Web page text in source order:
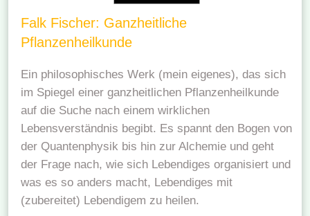
Falk Fischer: Ganzheitliche
Pflanzenheilkunde
Ein philosophisches Werk (mein eigenes), das sich
im Spiegel einer ganzheitlichen Pflanzenheilkunde
auf die Suche nach einem wirklichen
Lebensverständnis begibt. Es spannt den Bogen von
der Quantenphysik bis hin zur Alchemie und geht
der Frage nach, wie sich Lebendiges organisiert und
was es so anders macht, Lebendiges mit
(zubereitet) Lebendigem zu heilen.